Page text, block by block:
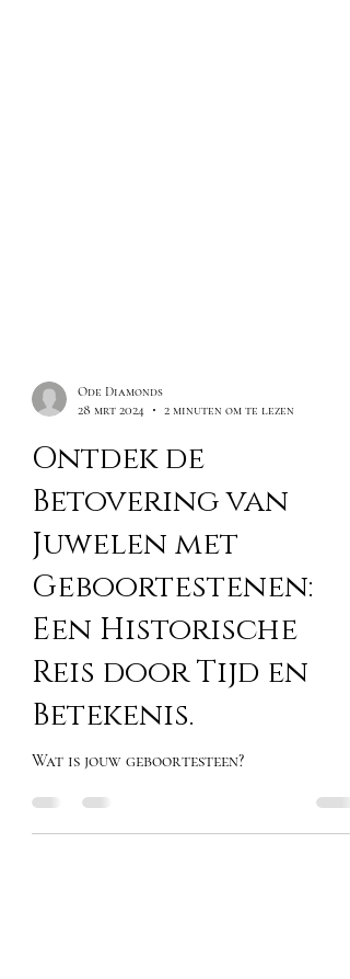
28 mrt 2024
2 minuten om te lezen
Ontdek de
Betovering van
Juwelen met
Geboortestenen:
Een Historische
Reis door Tijd en
Betekenis.
Wat is jouw geboortesteen?